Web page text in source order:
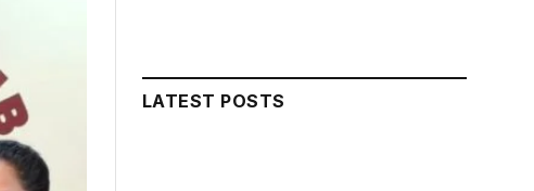
LATEST POSTS